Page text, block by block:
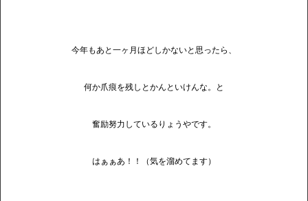
今年もあと一ヶ月ほどしかないと思ったら、
何か爪痕を残しとかんといけんな。と
奮励努力しているりょうやです。
はぁぁあ！！（気を溜めてます）